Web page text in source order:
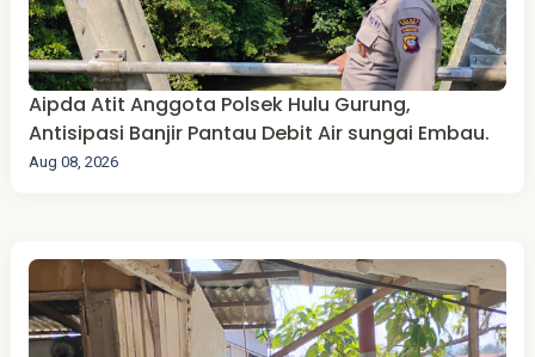
Aipda Atit Anggota Polsek Hulu Gurung,
Antisipasi Banjir Pantau Debit Air sungai Embau.
Aug 08, 2026